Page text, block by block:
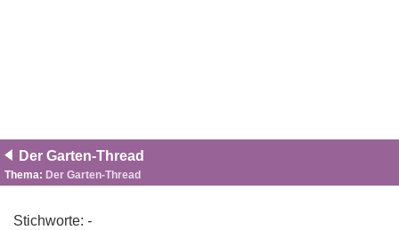
Der Garten-Thread
Thema: Der Garten-Thread
Stichworte: -